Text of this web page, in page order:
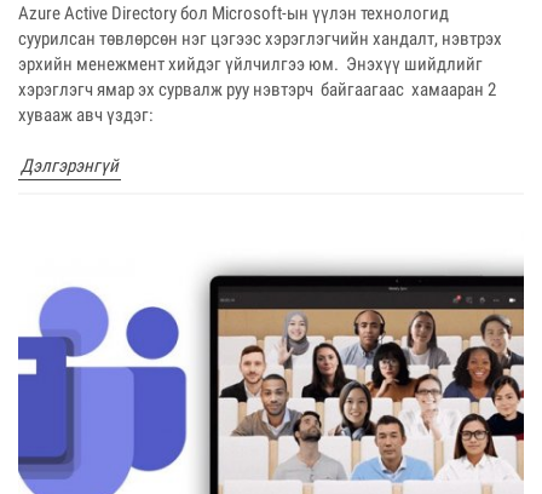
Azure Active Directory бол Microsoft-ын үүлэн технологид
суурилсан төвлөрсөн нэг цэгээс хэрэглэгчийн хандалт, нэвтрэх
эрхийн менежмент хийдэг үйлчилгээ юм. Энэхүү шийдлийг
хэрэглэгч ямар эх сурвалж руу нэвтэрч байгаагаас хамааран 2
хувааж авч үздэг:
Дэлгэрэнгүй